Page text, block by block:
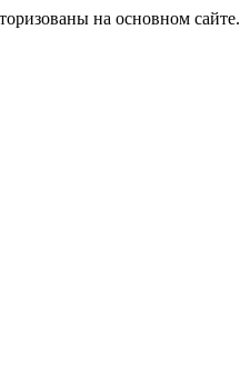
на основном сайте.